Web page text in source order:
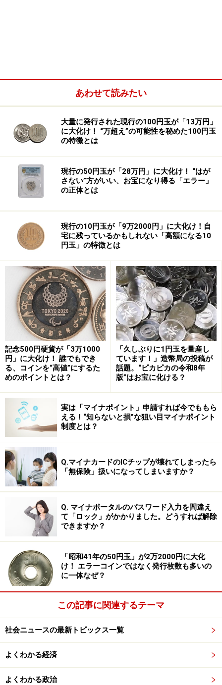
あわせて読みたい
大量に発行された現行の100円玉が「13万円」
に大化け！ “万超え”の可能性を秘めた100円玉
の特徴とは
現行の50円玉が「28万円」に大化け！ “はが
さない”方がいい、お宝になり得る「エラー」
の正体とは
現行の10円玉が「9万2000円」に大化け！自
宅に残っているかもしれない「高額になる10
円玉」の特徴とは
記念500円硬貨が「3万1000
円」に大化け！ 誰でもでき
る、コインを“高値”にするた
めのポイントとは？
「久しぶりに1円玉を量産し
ています！」造幣局の投稿が
話題。“ピカピカの令和8年
版”はお宝に化ける？
実は「マイナポイント」申請すれば今でももら
える！“知らないと損”な狙い目マイナポイント
制度とは？
Q.マイナカードのICチップが壊れてしまったら
「無保険」扱いになってしまいますか？
Q. マイナポータルのパスワード入力を間違え
て「ロック」がかかりました。どうすれば解除
できますか？
「昭和41年の50円玉」が2万2000円に大化
け！ エラーコインではなく発行枚数も多いの
に一体なぜ？
この記事に関連するテーマ
社会ニュースの最新トピックス一覧
よくわかる経済
よくわかる政治